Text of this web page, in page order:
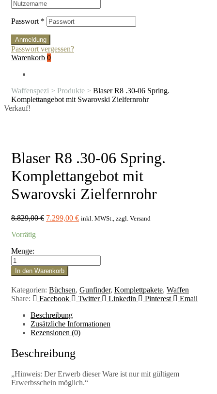
Passwort *
Anmeldung
Passwort vergessen?
Warenkorb 0
Waffenspezi > Produkte > Blaser R8 .30-06 Spring.
Komplettangebot mit Swarovski Zielfernrohr
Verkauf!
Blaser R8 .30-06 Spring.
Komplettangebot mit
Swarovski Zielfernrohr
8.829,00€ Ursprünglicher
7.299,00 €Aktueller
inkl. MWSt., zzgl. Versand
Vorrätig
Menge:
Blaser
R8
.30-
06
Spring.
Komplettangebot
Swarovski
Zielfernrohr
Menge
In den Warenkorb
Kategorien: Büchsen, Gunfinder, Komplettpakete, Waffen
Share:
Facebook Twitter Linkedin Pinterest
Email
Beschreibung
Zusätzliche Informationen
Rezensionen (0)
Beschreibung
„Hinweis: Der Erwerb dieser Ware ist nur mit gültigem
Erwerbsschein möglich.“